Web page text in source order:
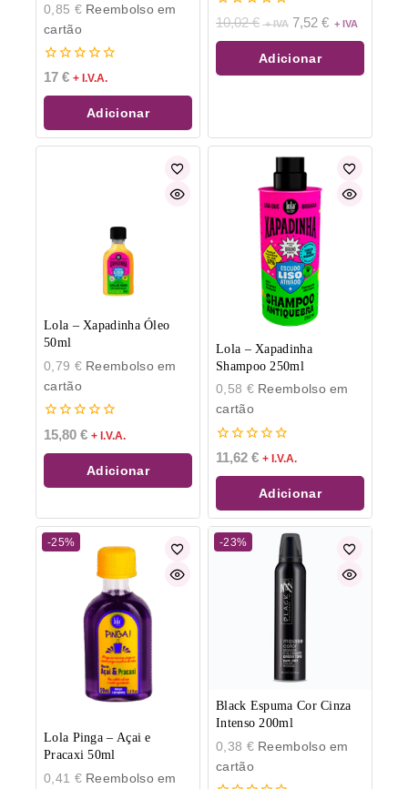
0,85 €Reembolso em
cartão
0
de
5
17 € + I.V.A.
Adicionar
0
de
5
10,02€ 7,52 €
Adicionar
Lola – Xapadinha Óleo
50ml
0,79 €Reembolso em
cartão
0
de
5
15,80 € + I.V.A.
Adicionar
Lola – Xapadinha
Shampoo 250ml
0,58 €Reembolso em
cartão
0
de
5
11,62 € + I.V.A.
Adicionar
-25%
Lola Pinga – Açai e
Pracaxi 50ml
0,41 €Reembolso em
-23%
Black Espuma Cor Cinza
Intenso 200ml
0,38 €Reembolso em
cartão